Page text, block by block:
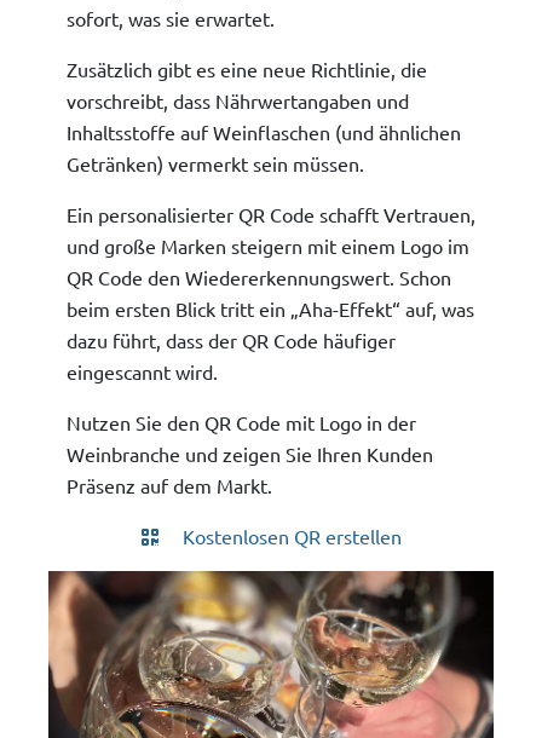
sofort, was sie erwartet.
Zusätzlich gibt es eine neue Richtlinie, die
vorschreibt, dass Nährwertangaben und
Inhaltsstoffe auf Weinflaschen (und ähnlichen
Getränken) vermerkt sein müssen.
Ein personalisierter QR Code schafft Vertrauen,
und große Marken steigern mit einem Logo im
QR Code den Wiedererkennungswert. Schon
beim ersten Blick tritt ein „Aha-Effekt“ auf, was
dazu führt, dass der QR Code häufiger
eingescannt wird.
Nutzen Sie den QR Code mit Logo in der
Weinbranche und zeigen Sie Ihren Kunden
Präsenz auf dem Markt.
Kostenlosen QR erstellen